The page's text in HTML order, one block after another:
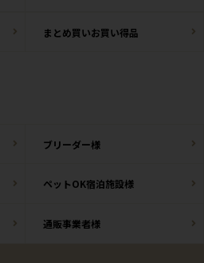
まとめ買いお買い得品
ブリーダー様
ペットOK宿泊施設様
通販事業者様